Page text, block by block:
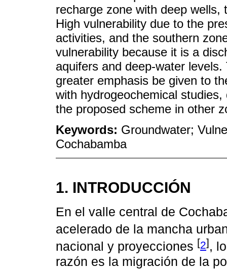
recharge zone with deep
High vulnerability due to the
activities, and the southern
vulnerability because it is a
aquifers and deep-water
greater emphasis be given to
with hydrogeochemical
the proposed scheme in other
Keywords: Groundwater;
Cochabamba
1. INTRODUCCIÓN
En el valle central de
acelerado de la mancha
nacional y proyecciones [2],
razón es la migración de la